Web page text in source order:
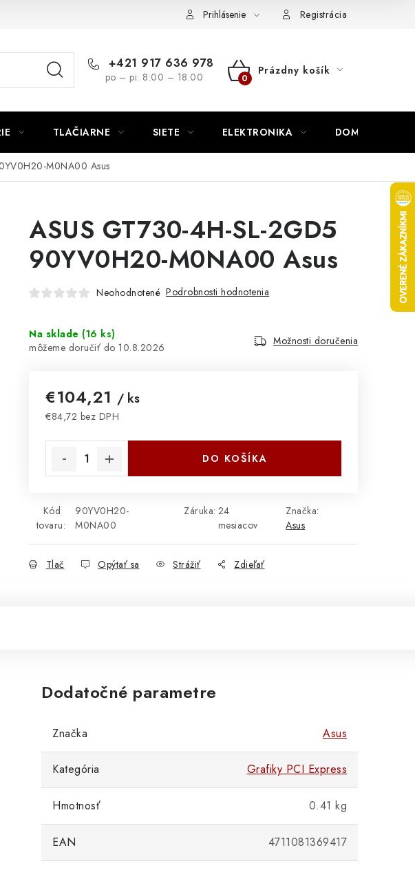
Napíšte námPrihlásenie Registrácia
+421 917 636 978
po – pi: 8:00 – 18:00
NÁKUPNÝ
Prázdny košík
TLAČIARNE SIETE ELEKTRONIKA DOMÁCNOSŤ
M0NA00 Asus
ASUS GT730-4H-SL-2GD5
90YV0H20-M0NA00 Asus
Neohodnotené Podrobnosti hodnotenia
Na sklade (16 ks)
10.8.2026
Možnosti doručenia
€104,21 / ks
€84,72 bez DPH
DO KOŠÍKA
Kód
tovaru:
90YV0H20-
M0NA00
Záruka: 24
mesiacov
Značka:
Asus
Tlač Opýtať sa Strážiť Zdieľať
Dodatočné parametre
Značka Asus
Kategória Grafiky PCI Express
Hmotnosť 0.41 kg
EAN 4711081369417